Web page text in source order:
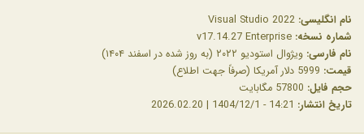
نام انگلیسی:
شماره نسخه:
نام فارسی: ویژوال استودیو ۲۰۲۲ (به روز شده در اسفند ۱۴۰۴)
قیمت:
حجم فایل:
تاریخ انتشار: